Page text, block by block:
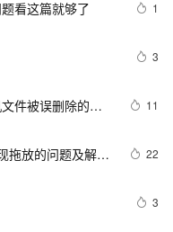
看这篇就够了 1
3
件被误删除的数
11
拖放的问题及解决
22
3